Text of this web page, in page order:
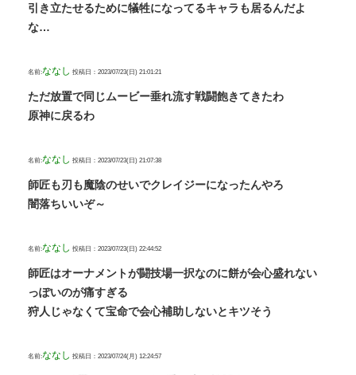
引き立たせるために犠牲になってるキャラも居るんだよ
な…
名前:ななし 投稿日：2023/07/23(日) 21:01:21
ただ放置で同じムービー垂れ流す戦闘飽きてきたわ
原神に戻るわ
名前:ななし 投稿日：2023/07/23(日) 21:07:38
師匠も刃も魔陰のせいでクレイジーになったんやろ
闇落ちいいぞ～
名前:ななし 投稿日：2023/07/23(日) 22:44:52
師匠はオーナメントが闘技場一択なのに餅が会心盛れない
っぽいのが痛すぎる
狩人じゃなくて宝命で会心補助しないとキツそう
名前:ななし 投稿日：2023/07/24(月) 12:24:57